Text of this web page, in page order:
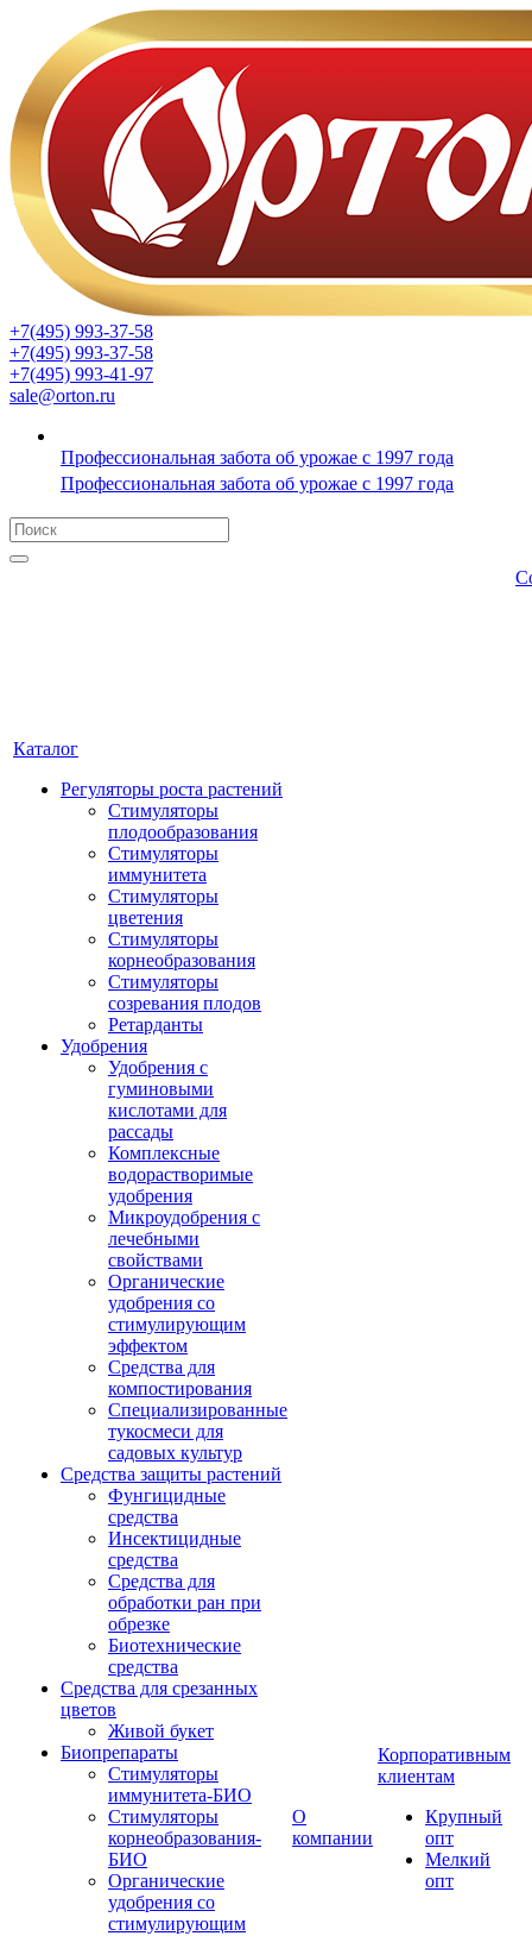
+7(495) 993-37-58
+7(495) 993-37-58
+7(495) 993-41-97
sale@orton.ru
Профессиональная забота об урожае с 1997 года
Профессиональная забота об урожае с 1997 года
Каталог
Регуляторы роста растений
Стимуляторы
плодообразования
Стимуляторы
иммунитета
Стимуляторы
цветения
Стимуляторы
корнеобразования
Стимуляторы
созревания плодов
Ретарданты
Удобрения
Удобрения с
гуминовыми
кислотами для
рассады
Комплексные
водорастворимые
удобрения
Микроудобрения с
лечебными
свойствами
Органические
удобрения со
стимулирующим
эффектом
Средства для
компостирования
Специализированные
тукосмеси для
садовых культур
Средства защиты растений
Фунгицидные
средства
Инсектицидные
средства
Средства для
обработки ран при
обрезке
Биотехнические
средства
Средства для срезанных
цветов
Живой букет
Биопрепараты
Стимуляторы
иммунитета-БИО
Стимуляторы
корнеобразования-
БИО
Органические
удобрения со
стимулирующим
О
компании
Корпоративным
клиентам
Крупный
опт
Мелкий
опт